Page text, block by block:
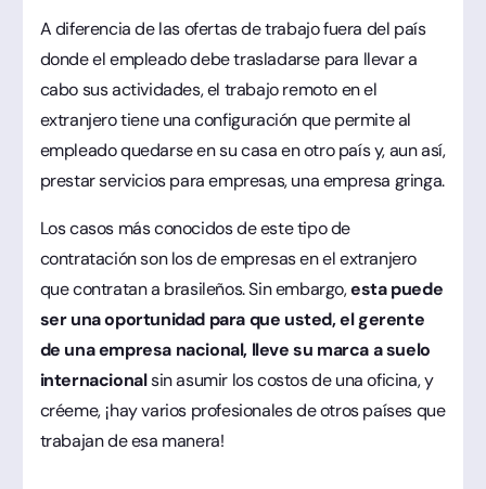
A diferencia de las ofertas de trabajo fuera del país
donde el empleado debe trasladarse para llevar a
cabo sus actividades, el trabajo remoto en el
extranjero tiene una configuración que permite al
empleado quedarse en su casa en otro país y, aun así,
prestar servicios para empresas, una empresa gringa.
Los casos más conocidos de este tipo de
contratación son los de empresas en el extranjero
que contratan a brasileños. Sin embargo,esta puede
ser una oportunidad para que usted, el gerente
de una empresa nacional, lleve su marca a suelo
internacionalsin asumir los costos de una oficina, y
créeme, ¡hay varios profesionales de otros países que
trabajan de esa manera!